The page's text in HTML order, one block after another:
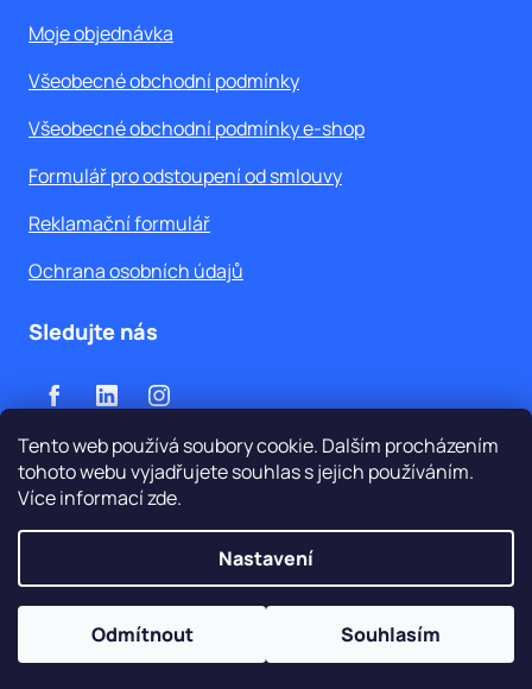
Tento web používá soubory cookie. Dalším procházením
tohoto webu vyjadřujete souhlas s jejich používáním.
Více informacízde.
Nastavení
Odmítnout Souhlasím
Moje objednávka
Všeobecné obchodní podmínky
Všeobecné obchodní podmínky e-shop
Formulář pro odstoupení od smlouvy
Reklamační formulář
Ochrana osobních údajů
Sledujte nás
Vytvořil Shoptet
Copyright 2026WATEX, s.r.o.. Všechna práva
vyhrazena.
Upravit nastavení cookies